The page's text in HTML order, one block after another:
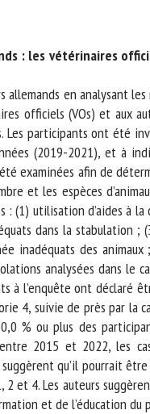
: les vétérinaires
en analysant les
officiels (VOs) et aux
participants ont été
(2019-2021), et à
examinées afin de
les espèces d’animaux
(1) utilisation d’aides à
dans la stabulation ;
inadéquats des
analysées dans le
l’enquête ont déclaré
4, suivie de près par la
% ou plus des
2015 et 2022, les
qu’il pourrait être
4. Les auteurs
et de l’éducation du
saisies soient